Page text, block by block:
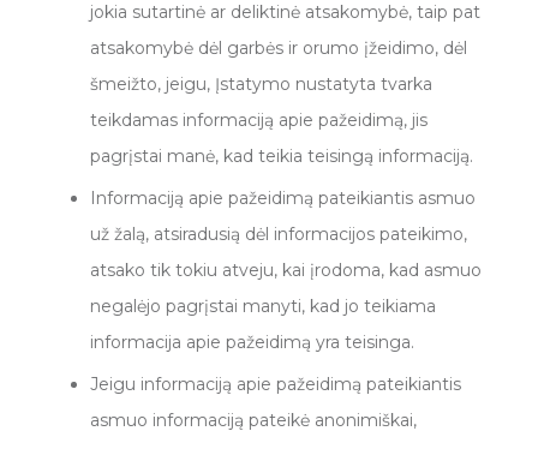
jokia sutartinė ar deliktinė atsakomybė, taip pat
atsakomybė dėl garbės ir orumo įžeidimo, dėl
šmeižto, jeigu, Įstatymo nustatyta tvarka
teikdamas informaciją apie pažeidimą, jis
pagrįstai manė, kad teikia teisingą informaciją.
Informaciją apie pažeidimą pateikiantis asmuo
už žalą, atsiradusią dėl informacijos pateikimo,
atsako tik tokiu atveju, kai įrodoma, kad asmuo
negalėjo pagrįstai manyti, kad jo teikiama
informacija apie pažeidimą yra teisinga.
Jeigu informaciją apie pažeidimą pateikiantis
asmuo informaciją pateikė anonimiškai,